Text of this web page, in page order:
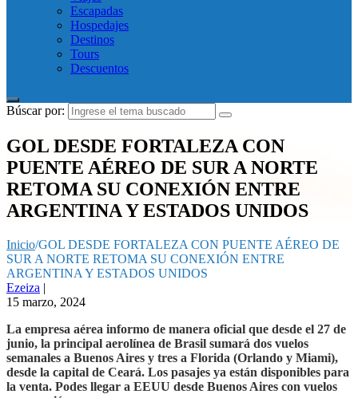
Escapadas
Hospedajes
Destinos
Tours
Descuentos
Búscar por:
GOL DESDE FORTALEZA CON
PUENTE AÉREO DE SUR A NORTE
RETOMA SU CONEXIÓN ENTRE
ARGENTINA Y ESTADOS UNIDOS
Inicio/GOL DESDE FORTALEZA CON PUENTE AÉREO DE
SUR A NORTE RETOMA SU CONEXIÓN ENTRE
ARGENTINA Y ESTADOS UNIDOS
Ezeiza |
15 marzo, 2024
La empresa aérea informo de manera oficial que desde el 27 de
junio, la principal aerolínea de Brasil sumará dos vuelos
semanales a Buenos Aires y tres a Florida (Orlando y Miami),
desde la capital de Ceará. Los pasajes ya están disponibles para
la venta. Podes llegar a EEUU desde Buenos Aires con vuelos